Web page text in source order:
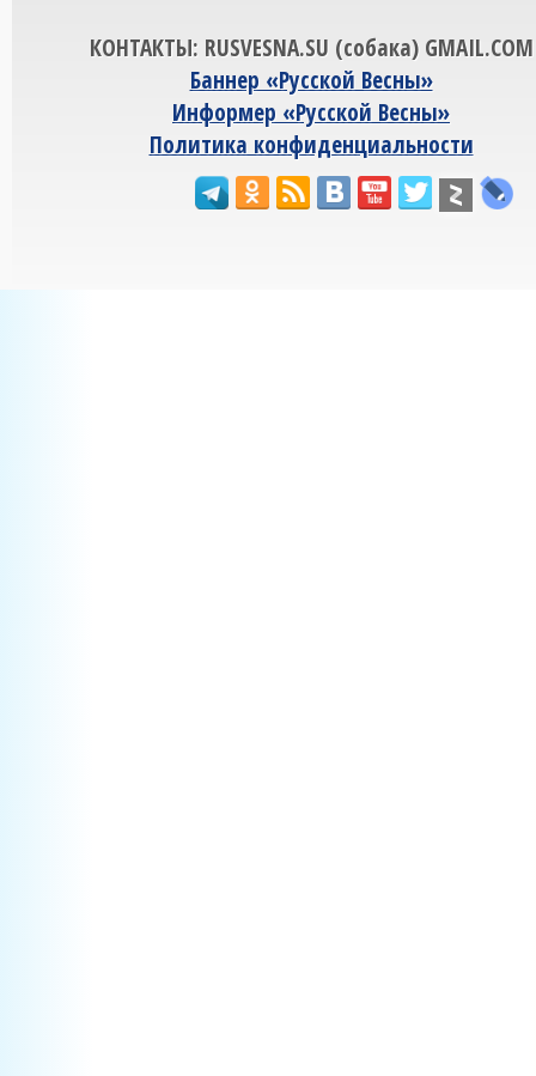
КОНТАКТЫ: RUSVESNA.SU (собака) GMAIL.COM
Баннер «Русской Весны»
Информер «Русской Весны»
Политика конфиденциальности